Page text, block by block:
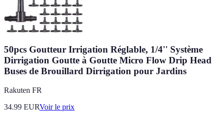
50pcs Goutteur Irrigation Réglable, 1/4'' Système
Dirrigation Goutte à Goutte Micro Flow Drip Head
Buses de Brouillard Dirrigation pour Jardins
Rakuten FR
34.99 EURVoir le prix